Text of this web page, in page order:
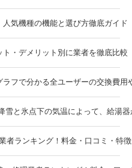
気機種の機能と選び方徹底ガイド
・デメリット別に業者を徹底比較
ラフで分かる全ユーザーの交換費
雪と氷点下の気温によって、給湯
者ランキング！料金・口コミ・特